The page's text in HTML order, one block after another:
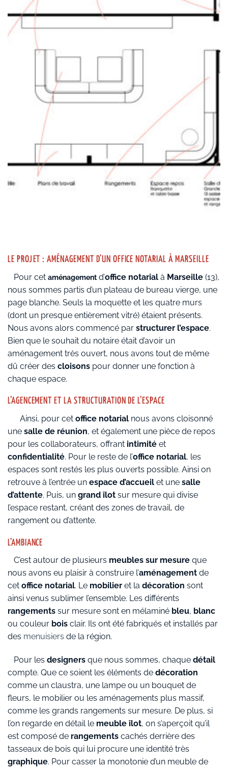
LE PROJET : AMÉNAGEMENT D’UN OFFICE NOTARIAL À MARSEILLE
Pour cet aménagementd’office notarial à Marseille(13),
nous sommes partis d’un plateau de bureau vierge, une
page blanche. Seuls la moquette et les quatre murs
(dont un presque entièrement vitré) étaient présents.
Nous avons alors commencé par structurer l’espace.
Bien que le souhait du notaire était d’avoir un
aménagement très ouvert, nous avons tout de même
dû créer des cloisonspour donner une fonction à
chaque espace.
L’AGENCEMENT ET LA STRUCTURATION DE L’ESPACE
Ainsi, pour cet office notarialnous avons cloisonné
une salle de réunion, et également une pièce de repos
pour les collaborateurs, offrant intimitéet
confidentialité. Pour le reste de l’office notarial, les
espaces sont restés les plus ouverts possible. Ainsi on
retrouve à l’entrée un espace d’accueilet une salle
d’attente. Puis, un grand îlotsur mesure qui divise
l’espace restant, créant des zones de travail, de
rangement ou d’attente.
L’AMBIANCE
C’est autour de plusieurs meubles sur mesureque
nous avons eu plaisir à construire l’aménagementde
cet office notarial. Le mobilieret la décoration sont
ainsi venus sublimer l’ensemble. Les différents
rangementssur mesure sont en mélaminé bleu, blanc
ou couleur boisclair. Ils ont été fabriqués et installés par
des menuisiers de la région.
Pour les designersque nous sommes, chaque détail
compte. Que ce soient les éléments de décoration
comme un claustra, une lampe ou un bouquet de
fleurs, le mobilier ou les aménagements plus massif,
comme les grands rangements sur mesure. De plus, si
l’on regarde en détail le meuble îlot, on s’aperçoit qu’il
est composé de rangementscachés derrière des
tasseaux de bois qui lui procure une identité très
graphique. Pour casser la monotonie d’un meuble de